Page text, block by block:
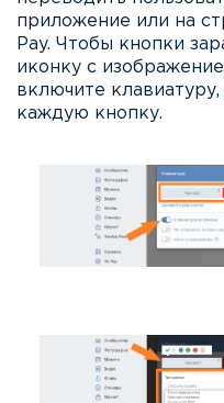
приложение или на
Pay. Чтобы кнопки
иконку с
включите
каждую кнопку.